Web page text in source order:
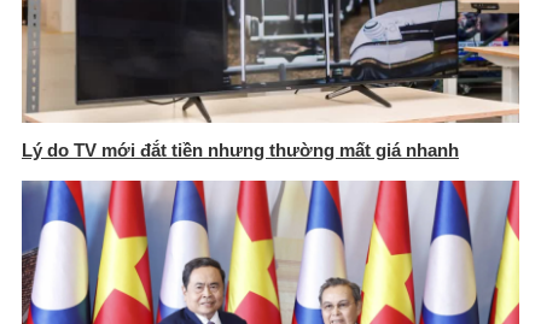
Lý do TV mới đắt tiền nhưng thường mất giá nhanh